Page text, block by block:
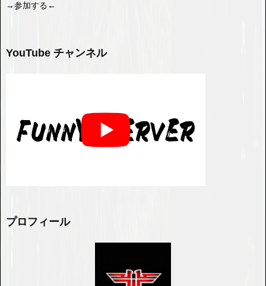
→参加する←
YouTube チャンネル
プロフィール